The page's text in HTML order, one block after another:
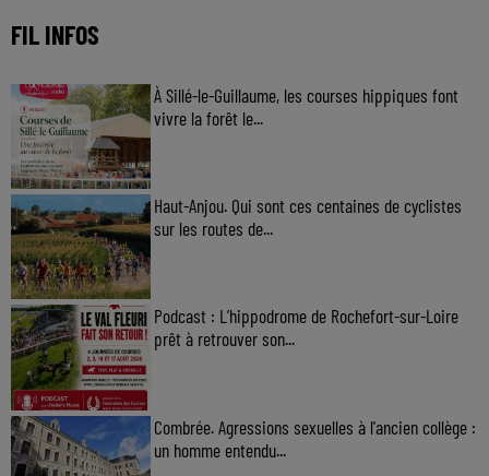
FIL INFOS
À Sillé-le-Guillaume, les courses hippiques font
vivre la forêt le...
Haut-Anjou. Qui sont ces centaines de cyclistes
sur les routes de...
Podcast : L’hippodrome de Rochefort-sur-Loire
prêt à retrouver son...
Combrée. Agressions sexuelles à l'ancien collège :
un homme entendu...